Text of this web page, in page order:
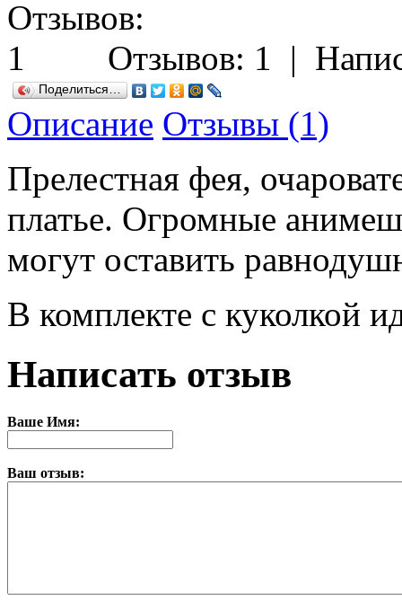
Отзывов: 1 |
Поделиться…
Описание Отзывы (1)
Прелестная фея,
платье. Огромные
могут оставить
В комплекте с куколкой
Написать отзыв
Ваше Имя:
Ваш отзыв: